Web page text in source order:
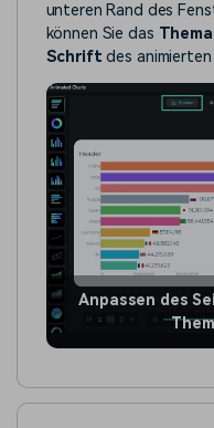
unteren Rand des
können Sie das
Schriftdes animierten
Anpassen des